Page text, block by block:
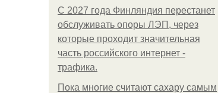
С 2027 года Финляндия перестанет
обслуживать опоры ЛЭП, через
которые проходит значительная
часть российского интернет -
трафика.
Пока многие считают сахару самым